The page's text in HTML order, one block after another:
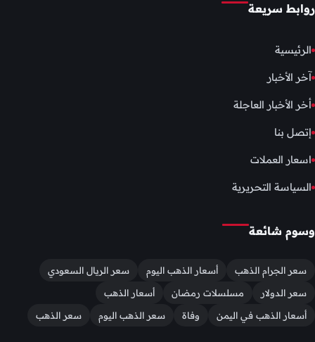
روابط سريعة
الرئيسية
آخر الأخبار
أخر الأخبار العاجلة
إتصل بنا
اسعار العملات
السياسة التحريرية
وسوم شائعة
سعر الجرام الذهب أسعار الذهب اليوم
سعر الريال السعودي
سعر الدولار
مسلسلات رمضان
أسعار الذهب
أسعار الذهب في اليمن
وفاة سعر الذهب اليوم سعر الذهب